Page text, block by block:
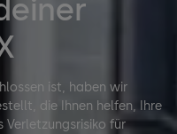
ist, haben wir
die Ihnen helfen, Ihre
Verletzungsrisiko für